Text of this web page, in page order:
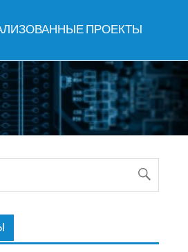
ПРОЕКТЫ